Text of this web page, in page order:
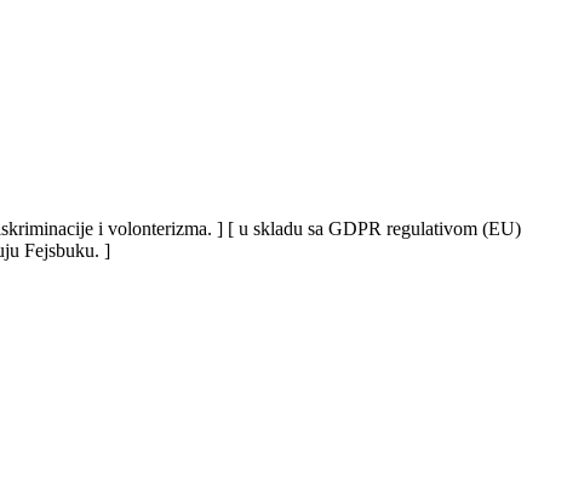
i volonterizma. ] [ u skladu sa GDPR regulativom (EU)
Fejsbuku. ]